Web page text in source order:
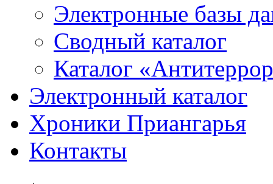
Электронные базы
Сводный каталог
Каталог
Электронный каталог
Хроники Приангарья
Контакты